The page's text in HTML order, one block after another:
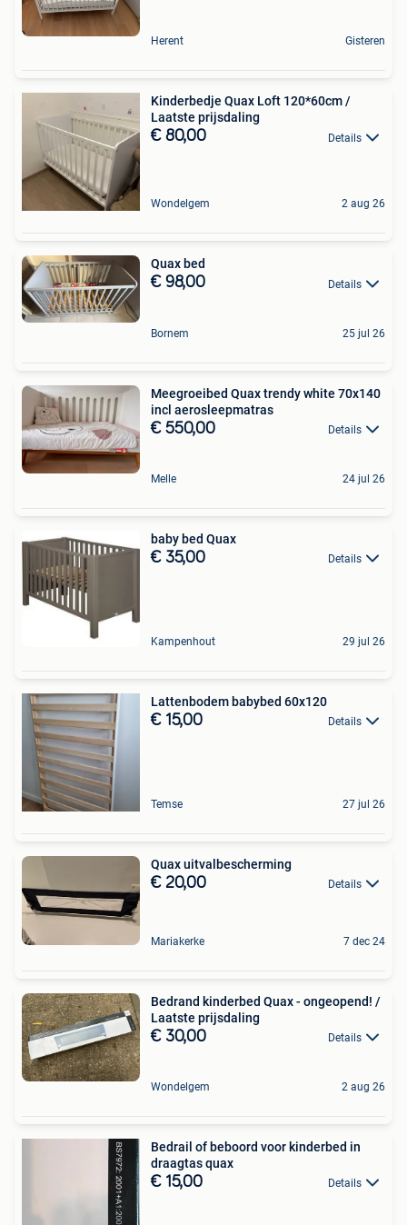
Herent Gisteren
Kinderbedje Quax Loft 120*60cm /
Laatste prijsdaling
€ 80,00 Details
Wondelgem 2 aug 26
Quax bed
€ 98,00 Details
Bornem 25 jul 26
Meegroeibed Quax trendy white 70x140
incl aerosleepmatras
€ 550,00 Details
Melle 24 jul 26
baby bed Quax
€ 35,00 Details
Kampenhout 29 jul 26
Lattenbodem babybed 60x120
€ 15,00 Details
Temse 27 jul 26
Quax uitvalbescherming
€ 20,00 Details
Mariakerke 7 dec 24
Bedrand kinderbed Quax - ongeopend! /
Laatste prijsdaling
€ 30,00 Details
Wondelgem 2 aug 26
Bedrail of beboord voor kinderbed in
draagtas quax
€ 15,00 Details